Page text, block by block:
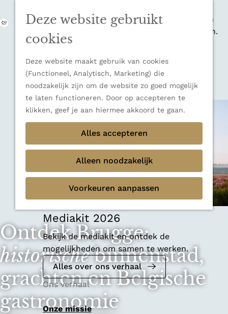
Deze website gebruikt
cookies
Deze website maakt gebruik van cookies
(Functioneel, Analytisch, Marketing) die
noodzakelijk zijn om de website zo goed mogelijk
te laten functioneren. Door op accepteren te
klikken, geef je aan hiermee akkoord te gaan.
Alles accepteren
Alleen noodzakelijk
Voorkeuren aanpassen
M
e
n
u
veelzijdige bestemming voor wie houdt van
natuur, rust en adembenemende uitzichten.
Ontdek alle bestemmingen
Sluiten
Thema's
Verborgen parels
Terug
Ons verhaal
Mediakit 2026
Bekijk de mediakit en ontdek de
mogelijkheden om samen te werken.
Alles over ons verhaal
Ons verhaal
Onze missie
Ontdek Brugge:
historischebinnenstad,
grachten en Belgische
gastronomie